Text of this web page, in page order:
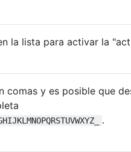
la lista para activar la
y es posible que
.